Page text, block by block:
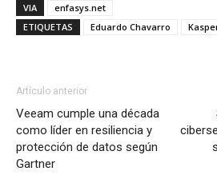
VIA
enfasys.net
ETIQUETAS
Eduardo Chavarro
Artículo anterior
Veeam cumple una década
como líder en resiliencia y
protección de datos según
Gartner